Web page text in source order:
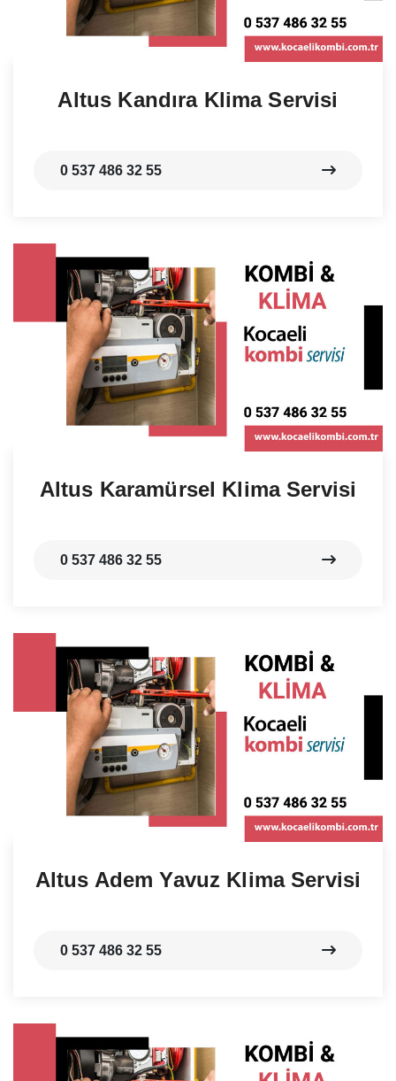
Altus Kandıra Klima Servisi
0 537 486 32 55
Altus Karamürsel Klima Servisi
0 537 486 32 55
Altus Adem Yavuz Klima Servisi
0 537 486 32 55